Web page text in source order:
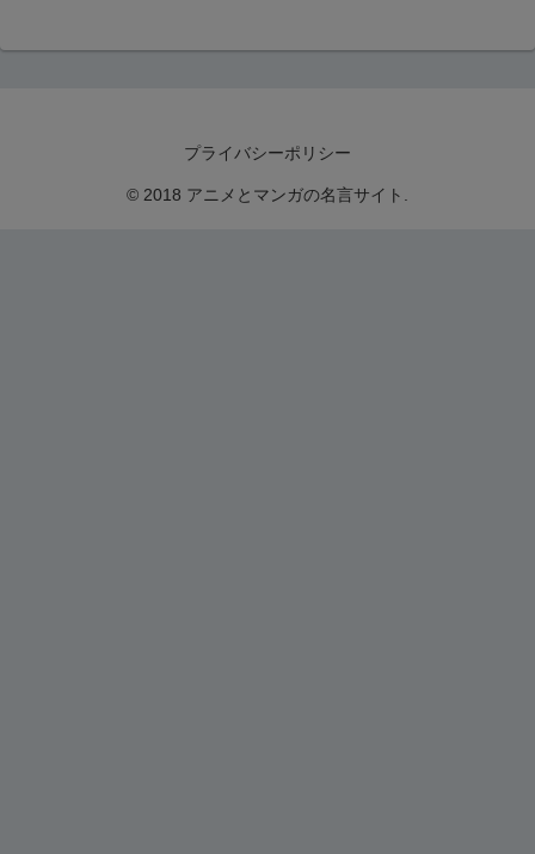
プライバシーポリシー
© 2018 アニメとマンガの名言サイト.